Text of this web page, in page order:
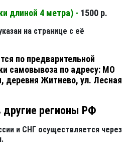
длиной 4 метра) - 1500 р.
на странице с её
по предварительной
самовывоза по адресу: МО
деревня Житнево, ул. Лесная
другие регионы РФ
и СНГ осуществляется через